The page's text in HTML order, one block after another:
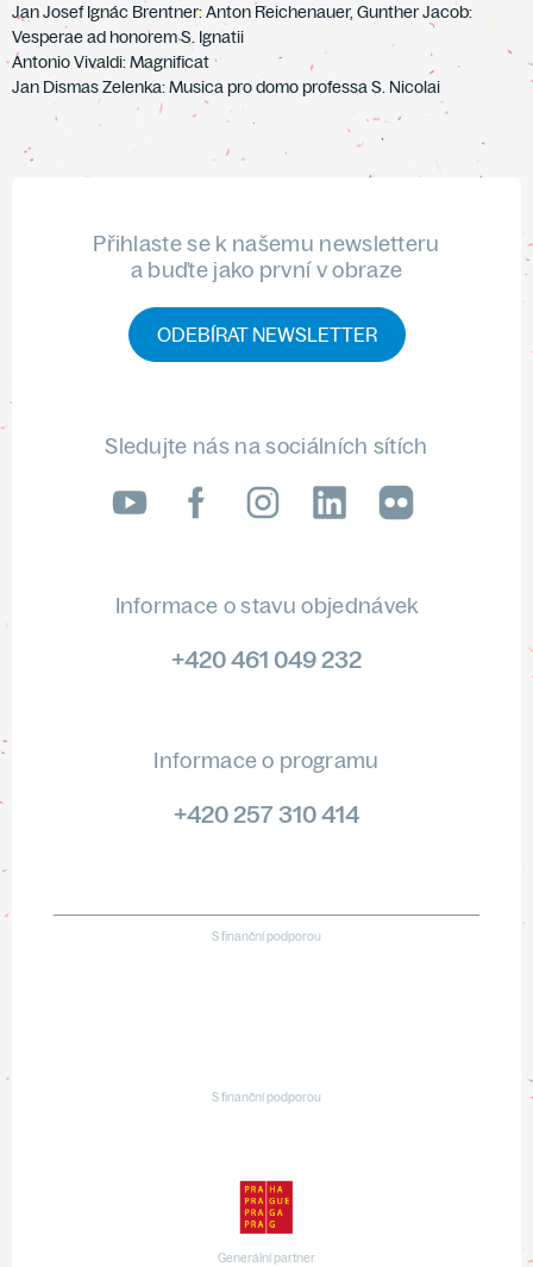
Jan Josef Ignác Brentner: Anton Reichenauer, Gunther Jacob:
Vesperae ad honorem S. Ignatii
Antonio Vivaldi: Magnificat
Jan Dismas Zelenka: Musica pro domo professa S. Nicolai
Přihlaste se k našemu newsletteru
a buďte jako první v obraze
ODEBÍRAT NEWSLETTER
Sledujte nás na sociálních sítích
LinkedIn
flickr
Informace o stavu objednávek
+420 461 049 232
Informace o programu
+420 257 310 414
S finanční podporou
S finanční podporou
Generální partner